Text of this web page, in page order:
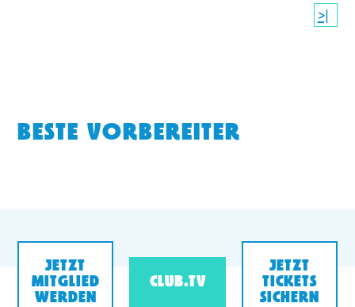
>|
BESTE VORBEREITER
JETZT
MITGLIED
WERDEN
CLUB.TV
JETZT
TICKETS
SICHERN